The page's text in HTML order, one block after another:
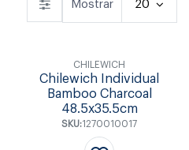
Mostrar 20
CHILEWICH
Chilewich Individual
Bamboo Charcoal
48.5x35.5cm
SKU:1270010017